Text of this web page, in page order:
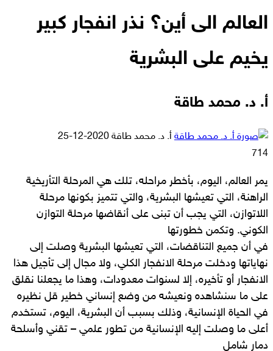
العالم الى أين؟ نذر انفجار كبير
يخيم على البشرية
أ. د. محمد طاقة
أ. د. محمد طاقة أرسل
2020-12-25
714
يمر العالم، اليوم، بأخطر مراحله، تلك هي المرحلة التأريخية
الراهنة، التي تعيشها البشرية، والتي تتميز بكونها مرحلة
اللاتوازن، التي يجب أن تبنى على أنقاضها مرحلة التوازن
الكوني. وتكمن خطورتها
في أن جميع التناقضات، التي تعيشها البشرية وصلت إلى
نهاياتها ودخلت مرحلة الانفجار الكلي، ولا مجال إلى تأجيل هذا
الانفجار أو تأخيره، إلا لسنوات معدودات، وهذا ما يجعلنا نقلق
على ما سنشاهده ونعيشه من وضع إنساني خطير قل نظيره
في الحياة الإنسانية، وذلك بسبب أن البشرية، اليوم، تستخدم
أعلى ما وصلت إليه الإنسانية من تطور علمي – تقني وأسلحة
دمار شامل